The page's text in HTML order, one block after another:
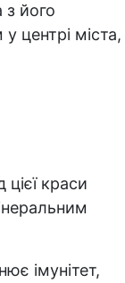
з його
центрі міста,
краси
імунітет,